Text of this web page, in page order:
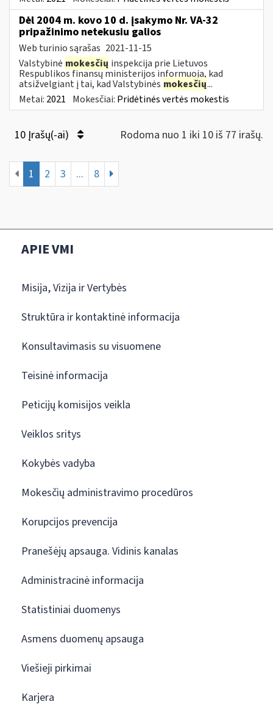
Dėl 2004 m. kovo 10 d. įsakymo Nr. VA-32
pripažinimo netekusiu galios
Web turinio sąrašas 2021-11-15
Valstybinė mokesčių inspekcija prie Lietuvos
Respublikos finansų ministerijos informuoja, kad
atsižvelgiant į tai, kad Valstybinės mokesčių...
Metai: 2021 Mokesčiai: Pridėtinės vertės mokestis
10 Įrašų(-ai) Rodoma nuo 1 iki 10 iš 77 irašų.
1 2 3 ... 8
APIE VMI
Misija, Vizija ir Vertybės
Struktūra ir kontaktinė informacija
Konsultavimasis su visuomene
Teisinė informacija
Peticijų komisijos veikla
Veiklos sritys
Kokybės vadyba
Mokesčių administravimo procedūros
Korupcijos prevencija
Pranešėjų apsauga. Vidinis kanalas
Administracinė informacija
Statistiniai duomenys
Asmens duomenų apsauga
Viešieji pirkimai
Karjera